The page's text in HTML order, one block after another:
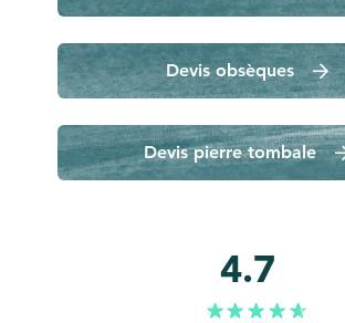
Devis obsèques
Devis pierre tombale
4.7